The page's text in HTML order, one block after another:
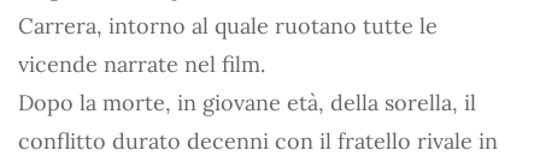
Carrera, intorno al quale ruotano tutte le
vicende narrate nel film.
Dopo la morte, in giovane età, della sorella, il
conflitto durato decenni con il fratello rivale in